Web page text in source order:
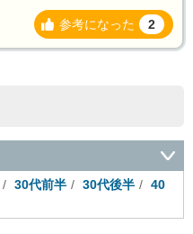
参考になった 2
30代前半 30代後半
40